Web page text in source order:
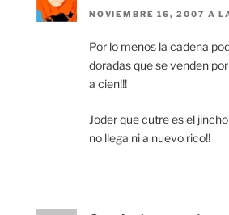
NOVIEMBRE 16, 2007 A
Por lo menos la cadena
doradas que se venden
a cien!!!
Joder que cutre es el
no llega ni a nuevo rico!!